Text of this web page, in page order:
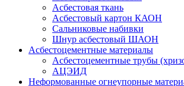
Асбестовая ткань
Асбестовый картон КАОН
Сальниковые набивки
Шнур асбестовый ШАОН
Асбестоцементные материалы
Асбестоцементные трубы
АЦЭИД
Неформованные огнеупорные